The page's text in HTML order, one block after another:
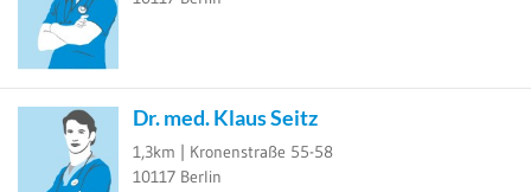
Dr. med. Klaus Seitz
1,3km | Kronenstraße 55-58
10117 Berlin